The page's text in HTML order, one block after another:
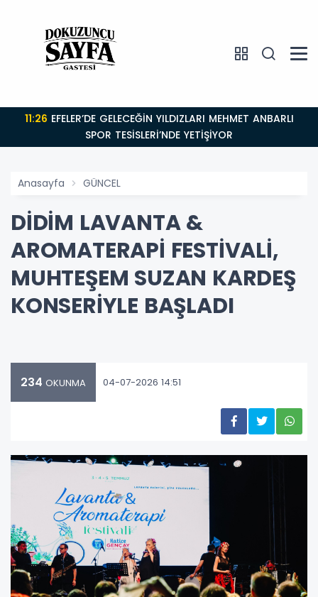
11:26
SPOR TESİSLERİ’NDE YETİŞİYOR
Anasayfa GÜNCEL
DİDİM LAVANTA &
AROMATERAPİ FESTİVALİ,
MUHTEŞEM SUZAN KARDEŞ
KONSERİYLE BAŞLADI
234 OKUNMA 04-07-2026 14:51